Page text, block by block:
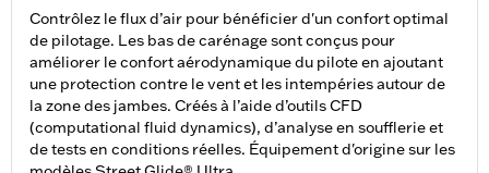
Contrôlez le flux d’air pour bénéficier d'un confort optimal
de pilotage. Les bas de carénage sont conçus pour
améliorer le confort aérodynamique du pilote en ajoutant
une protection contre le vent et les intempéries autour de
la zone des jambes. Créés à l’aide d’outils CFD
(computational fluid dynamics), d’analyse en soufflerie et
de tests en conditions réelles. Équipement d'origine sur les